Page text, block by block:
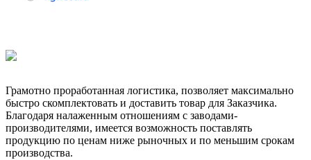
Грамотно проработанная логистика, позволяет максимально
быстро скомплектовать и доставить товар для Заказчика.
Благодаря налаженным отношениям с заводами-
производителями, имеется возможность поставлять
продукцию по ценам ниже рыночных и по меньшим срокам
производства.